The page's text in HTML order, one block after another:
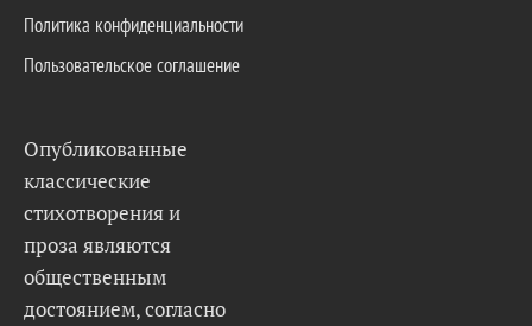
Политика конфиденциальности
Пользовательское соглашение
Опубликованные
классические
стихотворения и
проза являются
общественным
достоянием, согласно